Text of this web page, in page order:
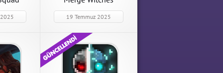
19 Temmuz 2025
Hileli